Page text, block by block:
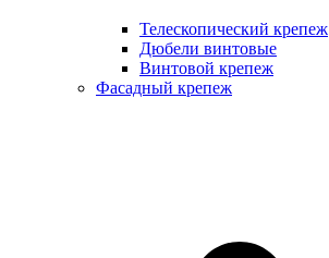
Телескопический крепеж
Дюбели винтовые
Винтовой крепеж
Фасадный крепеж